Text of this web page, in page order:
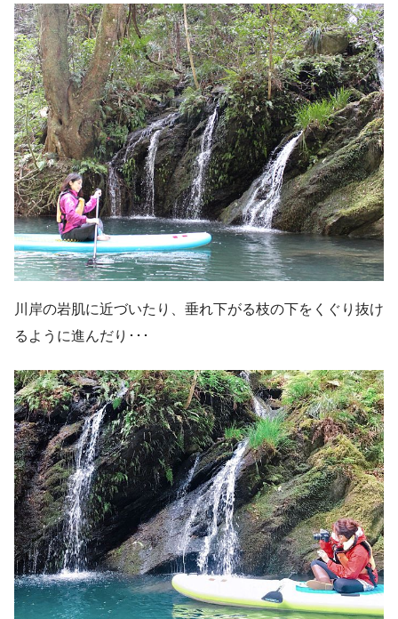
川岸の岩肌に近づいたり、垂れ下がる枝の下をくぐり抜け
るように進んだり･･･